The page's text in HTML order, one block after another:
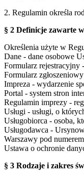
2. Regulamin określa
§ 2 Definicje zawarte
Określenia użyte w
Dane - dane osobowe
Formularz rejestracyjny
Formularz
Impreza - wydarzenie
Portal - system stron
Regulamin imprezy -
Usługi - usługi, o
Usługobiorca - osoba,
Usługodawca -
Warszawy pod
Ustawa o ochronie
§ 3 Rodzaje i zakres